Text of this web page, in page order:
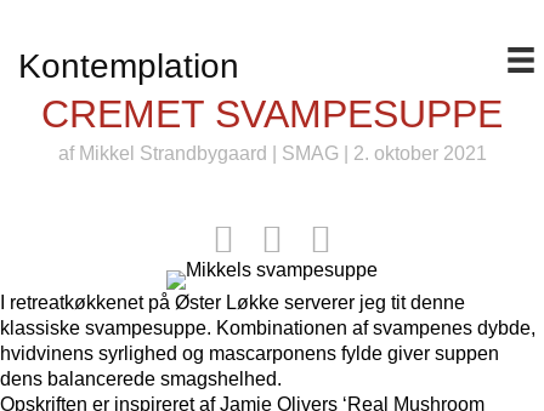
Kontemplation
CREMET SVAMPESUPPE
af Mikkel Strandbygaard SMAG | 2. oktober 2021
I retreatkøkkenet på Øster Løkke serverer jeg tit denne
klassiske svampesuppe. Kombinationen af svampenes dybde,
hvidvinens syrlighed og mascarponens fylde giver suppen
dens balancerede smagshelhed.
Opskriften er inspireret af Jamie Olivers ‘Real Mushroom